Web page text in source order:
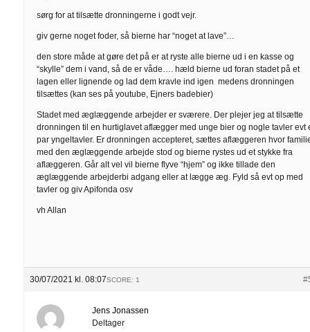
sørg for at tilsætte dronningerne i godt vejr.
giv gerne noget foder, så bierne har “noget at lave”…
den store måde at gøre det på er at ryste alle bierne ud i en kasse og
“skylle” dem i vand, så de er våde…. hæld bierne ud foran stadet på et
lagen eller lignende og lad dem kravle ind igen medens dronningen
tilsættes (kan ses på youtube, Ejners badebier)
Stadet med æglæggende arbejder er sværere. Der plejer jeg at tilsætte
dronningen til en hurtiglavet aflægger med unge bier og nogle tavler evt
par yngeltavler. Er dronningen accepteret, sættes aflæggeren hvor
med den æglæggende arbejde stod og bierne rystes ud et stykke fra
aflæggeren. Går alt vel vil bierne flyve “hjem” og ikke tillade den
æglæggende arbejderbi adgang eller at lægge æg. Fyld så evt op med
tavler og giv Apifonda osv
vh Allan
30/07/2021 kl. 08:07SCORE: 1
Jens Jonassen
Deltager